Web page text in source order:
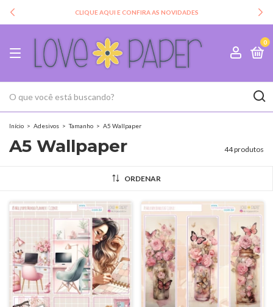
CLIQUE AQUI E CONFIRA AS NOVIDADES
0
Início > Adesivos > Tamanho > A5 Wallpaper
A5 Wallpaper 44 produtos
ORDENAR